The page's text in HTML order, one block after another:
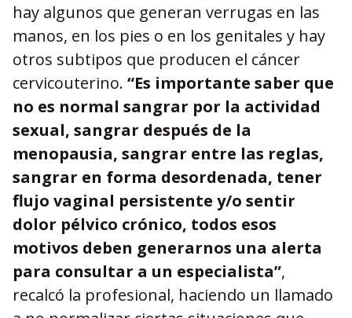
hay algunos que generan verrugas en las
manos, en los pies o en los genitales y hay
otros subtipos que producen el cáncer
cervicouterino. “Es importante saber que
no es normal sangrar por la actividad
sexual, sangrar después de la
menopausia, sangrar entre las reglas,
sangrar en forma desordenada, tener
flujo vaginal persistente y/o sentir
dolor pélvico crónico, todos esos
motivos deben generarnos una alerta
para consultar a un especialista”,
recalcó la profesional, haciendo un llamado